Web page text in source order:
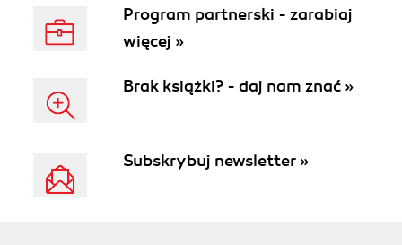
Program partnerski - zarabiaj
więcej »
Brak książki? - daj nam znać »
Subskrybuj newsletter »